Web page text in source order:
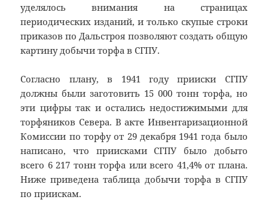
уделялось внимания на страницах
периодических изданий, и только скупые строки
приказов по Дальстроя позволяют создать общую
картину добычи торфа в СГПУ.
Согласно плану, в 1941 году прииски СГПУ
должны были заготовить 15 000 тонн торфа, но
эти цифры так и остались недостижимыми для
торфяников Севера. В акте Инвентаризационной
Комиссии по торфу от 29 декабря 1941 года было
написано, что приисками СГПУ было добыто
всего 6 217 тонн торфа или всего 41,4% от плана.
Ниже приведена таблица добычи торфа в СГПУ
по приискам.